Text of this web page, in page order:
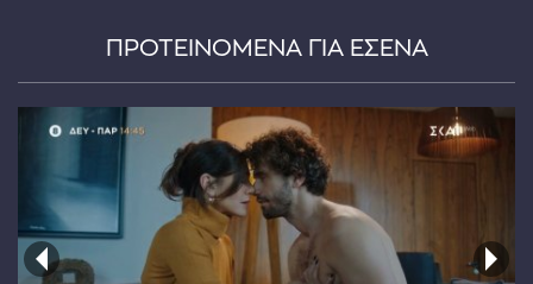
ΠΡΟΤΕΙΝΟΜΕΝΑ ΓΙΑ ΕΣΕΝΑ